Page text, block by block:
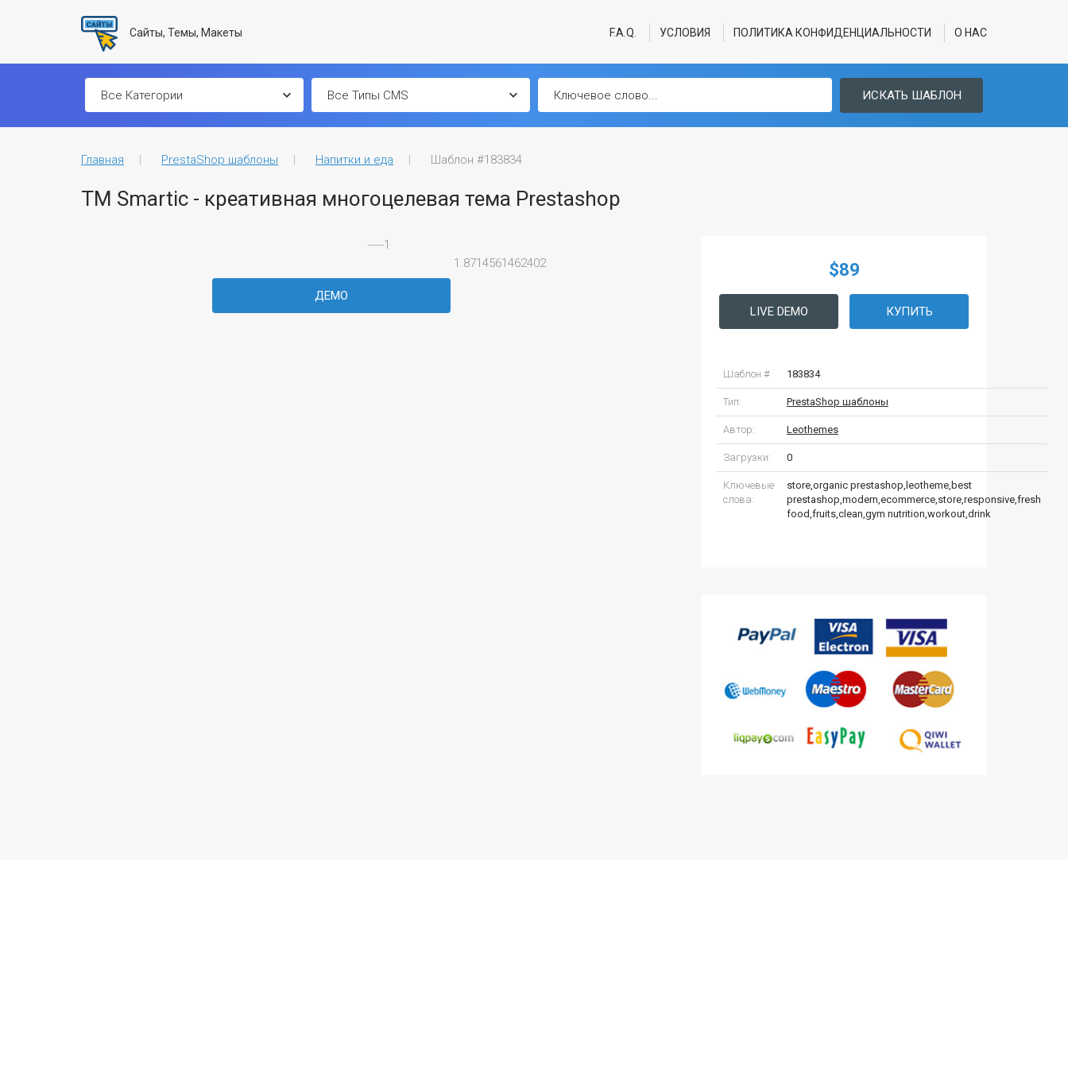
Сайты, Темы, Макеты F.A.Q. УСЛОВИЯ ПОЛИТИКА КОНФИДЕНЦИАЛЬНОСТИ О НАС
ИСКАТЬ ШАБЛОН
Главная PrestaShop шаблоны Напитки и еда Шаблон #183834
TM Smartic - креативная многоцелевая тема Prestashop
-----1
ДЕМО
1.8714561462402 $89
LIVE DEMO КУПИТЬ
Шаблон # 183834
Тип: PrestaShop шаблоны
Автор: Leothemes
Загрузки: 0
Ключевые
слова:
store,organic prestashop,leotheme,best
prestashop,modern,ecommerce,store,responsive,fresh
food,fruits,clean,gym nutrition,workout,drink